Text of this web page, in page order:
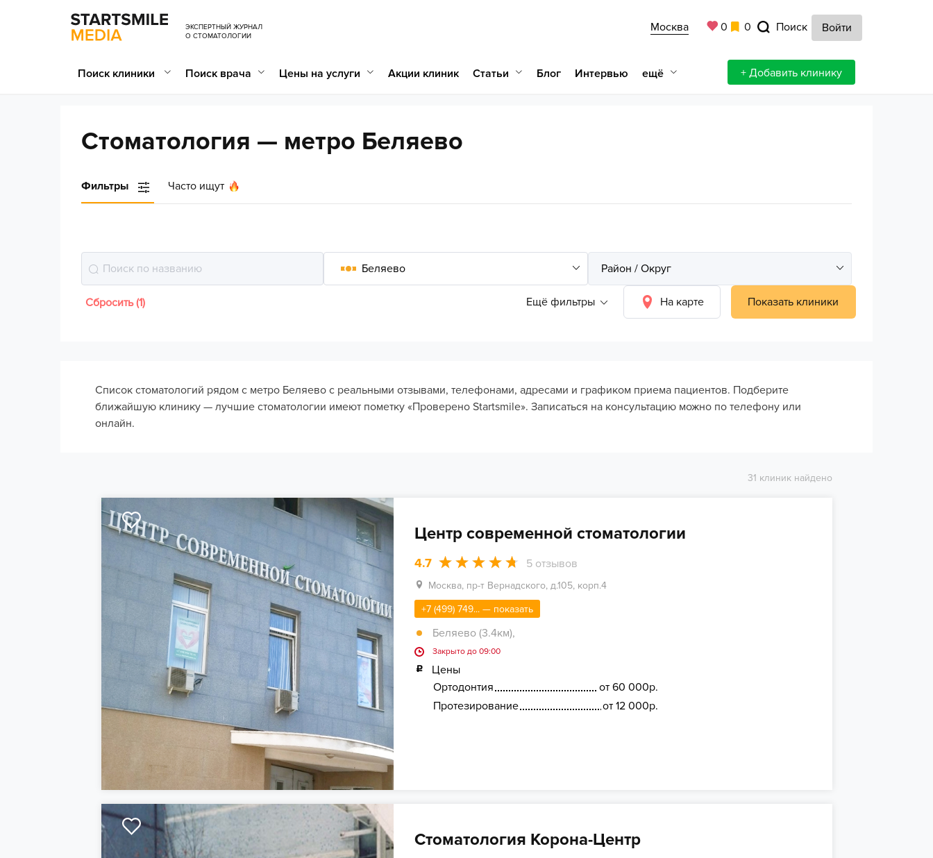
ЭКСПЕРТНЫЙ ЖУРНАЛ
О СТОМАТОЛОГИИ
Москва 0 0 Поиск Войти
Поиск клиники Поиск врача Цены на услуги Акции клиник Статьи Блог Интервью ещё + Добавить клинику
Стоматология — метро Беляево
Фильтры Часто ищут
Ещё фильтры На карте Показать клиники
Сбросить (1)
Список стоматологий рядом с метро Беляево с реальными отзывами, телефонами, адресами и графиком приема пациентов. Подберите
ближайшую клинику — лучшие стоматологии имеют пометку «Проверено Startsmile». Записаться на консультацию можно по телефону или
онлайн.
31 клиник найдено
Центр современной стоматологии
4.7 5отзывов
Москва, пр-т Вернадского, д.105, корп.4
+7 (499) 749... — показать
Беляево (3.4км),
Закрыто до 09:00
Цены
Ортодонтия
от 60 000р.
Протезирование
от 12 000р.
Стоматология Корона-Центр